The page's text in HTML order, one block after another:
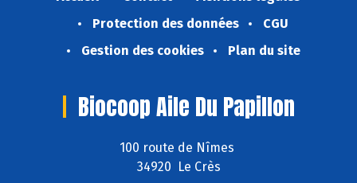
Protection des données
CGU
Gestion des cookies
Plan du site
Biocoop Aile Du Papillon
100 route de Nîmes
34920 Le Crès